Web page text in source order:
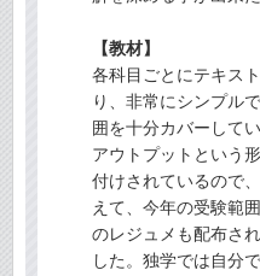
【教材】
各科目ごとにテキス
り、非常にシンプル
囲を十分カバーして
アウトプットという
付けされているので
えて、今年の受験範
のレジュメも配布さ
した。独学では自分